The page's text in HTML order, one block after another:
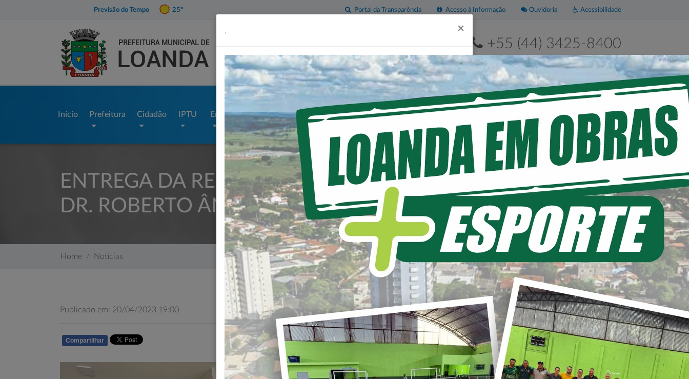
Previsão do Tempo 25º Acessibilidade
Ouvidoria
Acesso à Informação
Portal da Transparência
+55 (44) 3425-8400
2ª a 6ª de 8h às 11h30 e das 13h às 17h30
Início Prefeitura Cidadão IPTU Empresas Imprensa Servidor Contatos
Sala do
Empreendedor
Municipais
Portal da
Transparência
ENTREGA DA REFORMA DA UNIDADE BASICA DE SAÚDE
DR. ROBERTO ÂNGELO CHRISTIANO (ALTO DA GLORIA).
Home Notícias
Publicado em: 20/04/2023 19:00
Compartilhar
LOANDA MAIS SAÚDE!!!
LEIA MAIS
11/06/2026 20:00
Secretaria de Planejamento – SEPL
Pavimentação da Estrada do Baú
. ×